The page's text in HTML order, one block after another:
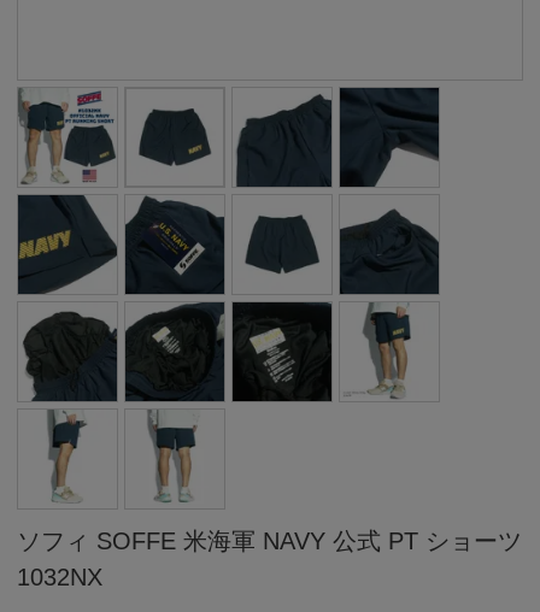
ソフィ SOFFE 米海軍 NAVY 公式 PT ショーツ
1032NX